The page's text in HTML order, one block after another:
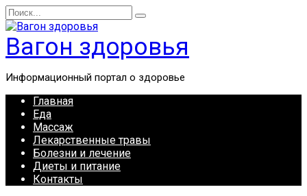
Перейти
к
содержанию
Search
for:
Вагон здоровья
Информационный портал о здоровье
Главная
Еда
Массаж
Лекарственные травы
Болезни и лечение
Диеты и питание
Контакты